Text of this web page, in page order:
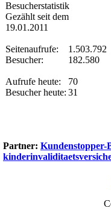
Besucherstatistik
Gezählt seit dem
19.01.2011
Seitenaufrufe:
Besucher:
Aufrufe heute:
Besucher heute:
1.503.792
182.580
70
31
Partner: Kundenstopper-